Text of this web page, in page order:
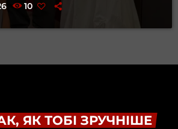
10
ЯК ТОБІ ЗРУЧНІШЕ